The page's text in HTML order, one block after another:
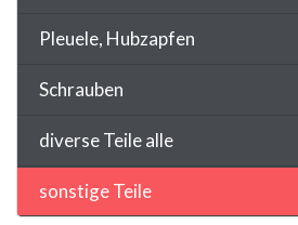
Pleuele, Hubzapfen
Schrauben
diverse Teile alle
sonstige Teile